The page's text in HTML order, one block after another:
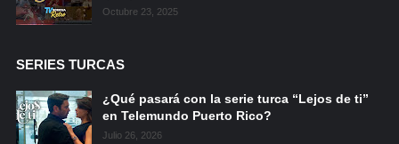
Octubre 23, 2025
SERIES TURCAS
¿Qué pasará con la serie turca “Lejos de ti”
en Telemundo Puerto Rico?
Julio 26, 2026